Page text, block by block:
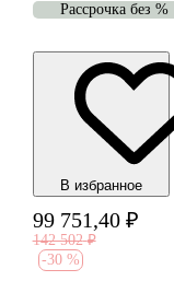
Рассрочка без %
В избранноe
99 751,40 ₽
142 502 ₽
-30 %